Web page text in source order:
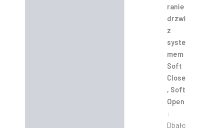
ranie
drzwi
z
syste
mem
Soft
Close
, Soft
Open
:
Dbało